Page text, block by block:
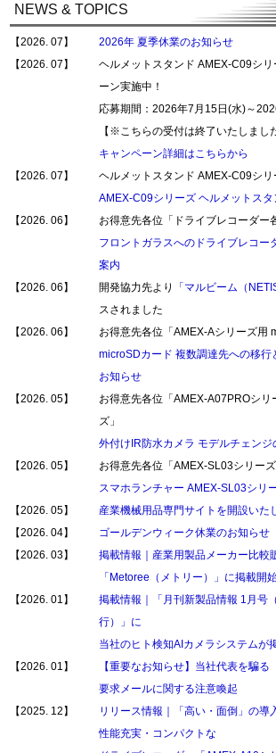
NEWS & TOPICS
【2026. 07】
2026年 夏季休業のお知らせ
【2026. 07】
ヘルメットスタンド AMEX-C09シ
ーン実施中！
応募期間：2026年7月15日(水)～
【※こちらの受付は終了いたしまし
キャンペーン詳細はこちらから
【2026. 07】
ヘルメットスタンド AMEX-C09シ
AMEX-C09シリーズ ヘルメットスタ
【2026. 06】
お得意先各位「ドライブレコーダー
フロントガラスへのドライブレコー
案内
【2026. 06】
開発協力先より 「マルビーム（
スされました
【2026. 06】
お得意先各位「AMEX-Aシリーズ用
microSDカード 複数調達先への移行
お知らせ
【2026. 05】
お得意先各位「AMEX-A07PROシリ
ズ」
外付けIR防水カメラ モデルチェンジ
【2026. 05】
お得意先各位「AMEX-SL03シリーズ
スマホランチャー AMEX-SL03シリ
【2026. 05】
産業機械用品専門サイトを開設いた
【2026. 04】
ゴールデンウィーク休業のお知らせ
【2026. 03】
掲載情報｜産業用製品メーカー比較
「Metoree（メトリー）」に掲載開
【2026. 01】
掲載情報｜「月刊新製品情報 1月号
行）」に
当社のヒト検知AIカメラシステムが
【2026. 01】
【重要なお知らせ】当社代表を騙る
要求メールに関する注意喚起
【2025. 12】
リリース情報｜「高い・面倒」の導
性能充実・コンパクトな